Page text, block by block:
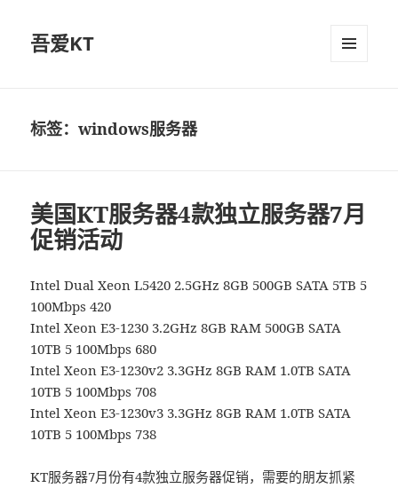
吾爱KT
标签：windows服务器
美国KT服务器4款独立服务器7月
促销活动
Intel Dual Xeon L5420 2.5GHz 8GB 500GB SATA 5TB 5
100Mbps 420
Intel Xeon E3-1230 3.2GHz 8GB RAM 500GB SATA
10TB 5 100Mbps 680
Intel Xeon E3-1230v2 3.3GHz 8GB RAM 1.0TB SATA
10TB 5 100Mbps 708
Intel Xeon E3-1230v3 3.3GHz 8GB RAM 1.0TB SATA
10TB 5 100Mbps 738
KT服务器7月份有4款独立服务器促销，需要的朋友抓紧